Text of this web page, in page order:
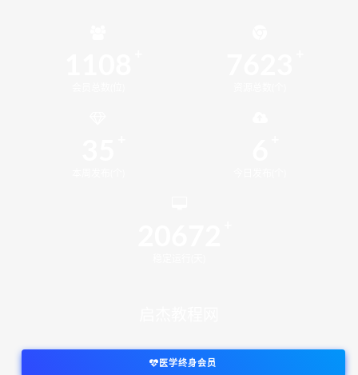
医学终身会员